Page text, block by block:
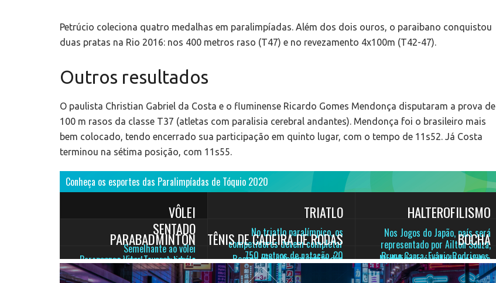
Petrúcio coleciona quatro medalhas em paralimpíadas. Além dos dois ouros, o paraibano conquistou
duas pratas na Rio 2016: nos 400 metros raso (T47) e no revezamento 4x100m (T42-47).
Outros resultados
O paulista Christian Gabriel da Costa e o fluminense Ricardo Gomes Mendonça disputaram a prova de
100 m rasos da classe T37 (atletas com paralisia cerebral andantes). Mendonça foi o brasileiro mais
bem colocado, tendo encerrado sua participação em quinto lugar, com o tempo de 11s52. Já Costa
terminou na sétima posição, com 11s55.